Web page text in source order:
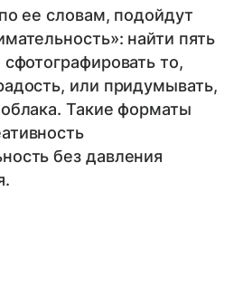
ее словам, подойдут
найти пять
сфотографировать то,
или придумывать,
Такие форматы
без давления